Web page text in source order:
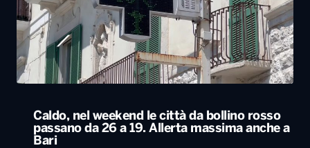
Caldo, nel weekend le città da bollino rosso
passano da 26 a 19. Allerta massima anche a
Bari